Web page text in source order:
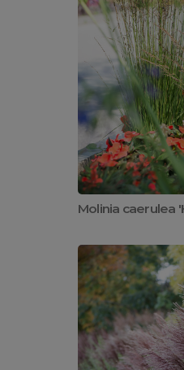
Molinia caerulea